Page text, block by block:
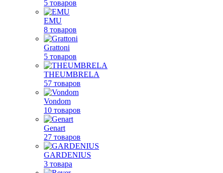
5 товаров
EMU
8 товаров
Grattoni
5 товаров
THEUMBRELA
57 товаров
Vondom
10 товаров
Genart
27 товаров
GARDENIUS
3 товара